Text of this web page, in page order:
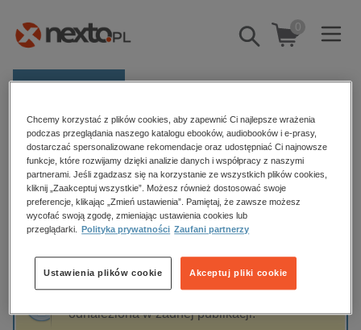
Pokaż/schowaj
wyszukiwarkę
0
E-prasa
Kategorie
Zobacz wszystkie E-prasa
budownictwo, aranżacja wnętrz
biznesowe, branżowe, gospodarka
edukacja
hobby, sport, rozrywka
Strona główna Saga Nadmorska
Saga Nadmorska
Sortowanie Filtrowanie
odnaleziona w żadnej publikacji.
Chcemy korzystać z plików cookies, aby zapewnić Ci najlepsze wrażenia
podczas przeglądania naszego katalogu ebooków, audiobooków i e-prasy,
dostarczać spersonalizowane rekomendacje oraz udostępniać Ci najnowsze
funkcje, które rozwijamy dzięki analizie danych i współpracy z naszymi
partnerami. Jeśli zgadzasz się na korzystanie ze wszystkich plików cookies,
kliknij „Zaakceptuj wszystkie”. Możesz również dostosować swoje
preferencje, klikając „Zmień ustawienia”. Pamiętaj, że zawsze możesz
wycofać swoją zgodę, zmieniając ustawienia cookies lub
przeglądarki.
Polityka prywatności Zaufani partnerzy
Akceptuj pliki cookie
Ustawienia plików cookie